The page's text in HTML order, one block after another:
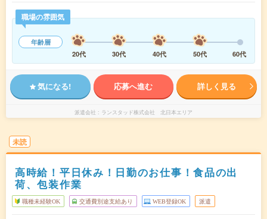
職場の雰囲気
年齢層
20代
30代 40代 50代 60代
気になる! 応募へ進む 詳しく見る
派遣会社 ランスタッド株式会社 北日本エリア
未読
高時給！平日休み！日勤のお仕事！食品の出
荷、包装作業
職種未経験OK 交通費別途支給あり WEB登録OK 派遣